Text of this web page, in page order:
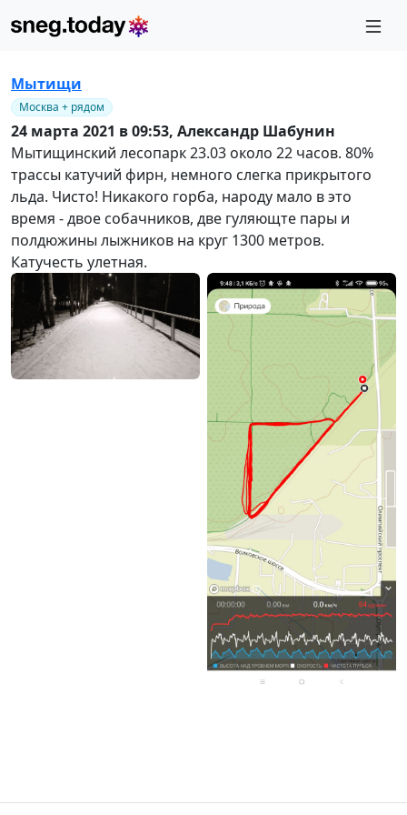
Мытищи
Москва + рядом
24 марта 2021 в 09:53, Александр Шабунин
Мытищинский лесопарк 23.03 около 22 часов. 80%
трассы катучий фирн, немного слегка прикрытого
льда. Чисто! Никакого горба, народу мало в это
время - двое собачников, две гуляющте пары и
полдюжины лыжников на круг 1300 метров.
Катучесть улетная.